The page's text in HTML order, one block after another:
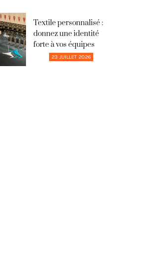
Textile personnalisé :
donnez une identité
forte à vos équipes
23 JUILLET 2026